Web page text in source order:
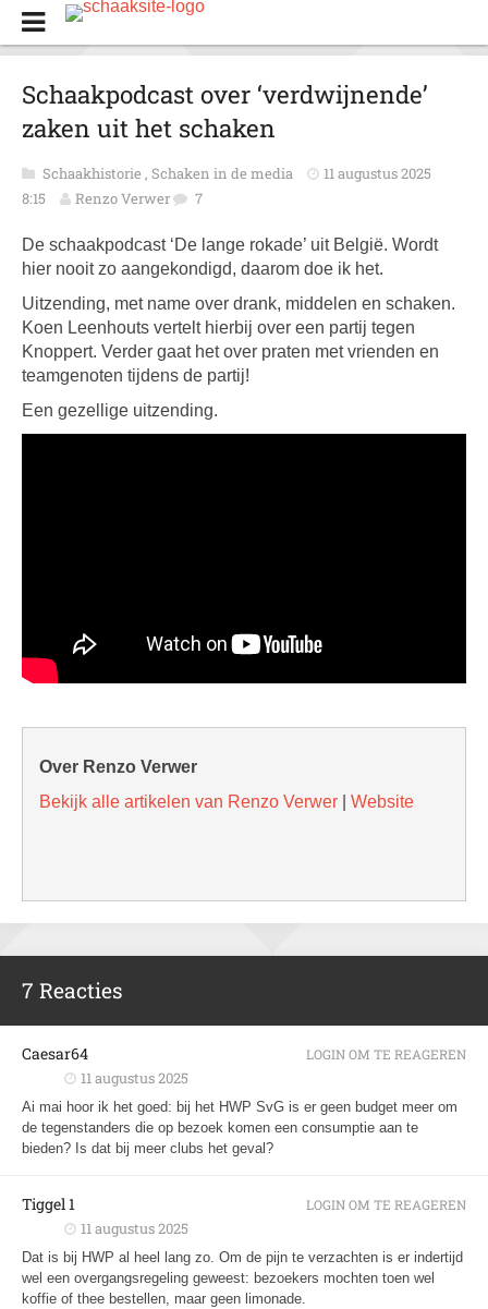
Schaakpodcast over ‘verdwijnende’
zaken uit het schaken
Schaakhistorie , Schaken in de media
11 augustus 2025
8:15
Renzo Verwer 7
De schaakpodcast ‘De lange rokade’ uit België. Wordt
hier nooit zo aangekondigd, daarom doe ik het.
Uitzending, met name over drank, middelen en schaken.
Koen Leenhouts vertelt hierbij over een partij tegen
Knoppert. Verder gaat het over praten met vrienden en
teamgenoten tijdens de partij!
Een gezellige uitzending.
Over Renzo Verwer
Bekijk alle artikelen van Renzo Verwer
Website
7 Reacties
Caesar64
11 augustus 2025
Ai mai hoor ik het goed: bij het HWP SvG is er geen budget meer om
de tegenstanders die op bezoek komen een consumptie aan te
bieden? Is dat bij meer clubs het geval?
LOGIN OM TE REAGEREN
Tiggel 1
11 augustus 2025
Dat is bij HWP al heel lang zo. Om de pijn te verzachten is er indertijd
wel een overgangsregeling geweest: bezoekers mochten toen wel
koffie of thee bestellen, maar geen limonade.
LOGIN OM TE REAGEREN